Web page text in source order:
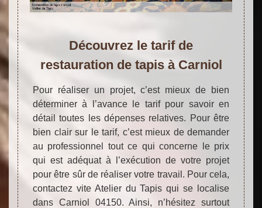
Découvrez le tarif de
restauration de tapis à Carniol
Pour réaliser un projet, c’est mieux de bien
déterminer à l’avance le tarif pour savoir en
détail toutes les dépenses relatives. Pour être
bien clair sur le tarif, c’est mieux de demander
au professionnel tout ce qui concerne le prix
qui est adéquat à l’exécution de votre projet
pour être sûr de réaliser votre travail. Pour cela,
contactez vite Atelier du Tapis qui se localise
dans Carniol 04150. Ainsi, n’hésitez surtout